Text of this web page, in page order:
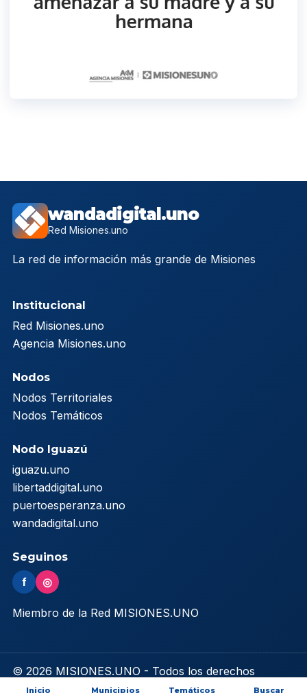
wandadigital.uno
Red Misiones.uno
La red de información más grande de Misiones
Institucional
Red Misiones.uno
Agencia Misiones.uno
Nodos
Nodos Territoriales
Nodos Temáticos
Nodo Iguazú
iguazu.uno
libertaddigital.uno
puertoesperanza.uno
wandadigital.uno
Seguinos
f ◎
Miembro de la Red MISIONES.UNO
© 2026 MISIONES.UNO - Todos los derechos
reservados
Inicio Municipios Temáticos Buscar